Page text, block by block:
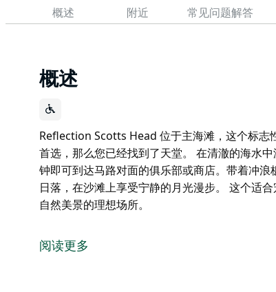
概述 附近 常见问题解答
概述
Reflection Scotts Head 位于主海滩，这个标志
首选，那么您已经找到了天堂。 在清澈的海水
钟即可到达马路对面的俱乐部或商店。带着冲
日落，在沙滩上享受宁静的月光漫步。 这个适
自然美景的理想场所。
首选，那么您已经找到了天堂。
阅读更多